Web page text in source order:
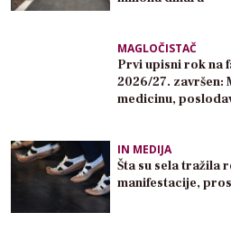
MAGLOČISTAČ
Prvi upisni rok na
2026/27.
medicinu,
IN MEDIJA
Šta su sela tražila
manifestacije,